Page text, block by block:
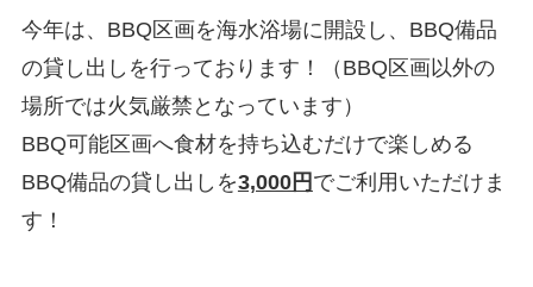
今年は、BBQ区画を海水浴場に開設し、BBQ備品
の貸し出しを行っております！（BBQ区画以外の
場所では火気厳禁となっています）
BBQ可能区画へ食材を持ち込むだけで楽しめる
BBQ備品の貸し出しを3,000円 でご利用いただけま
す！